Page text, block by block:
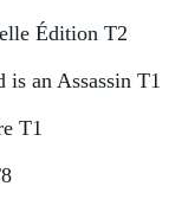
Édition T2
an Assassin T1
T1